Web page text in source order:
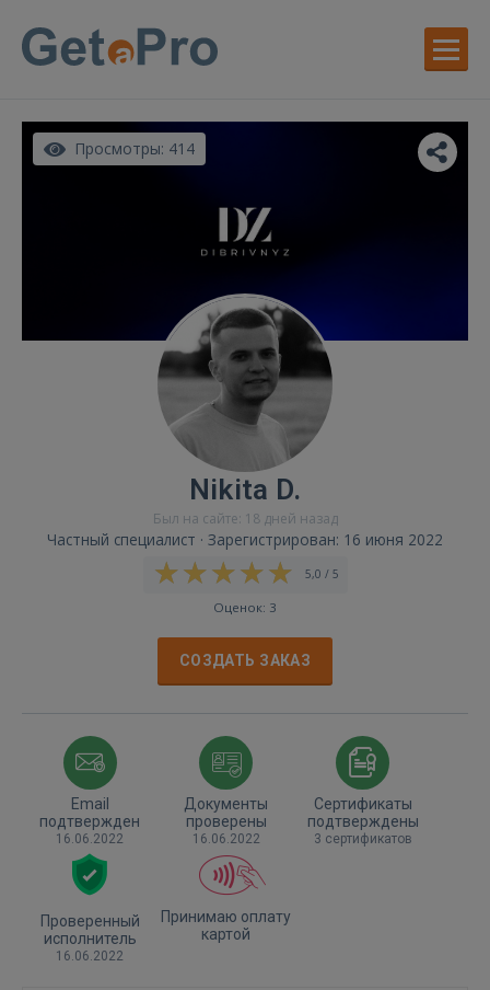
Просмотры: 414
Nikita D.
Был на сайте: 18 дней назад
Частный специалист · Зарегистрирован: 16 июня 2022
5,0 / 5
Оценок: 3
СОЗДАТЬ ЗАКАЗ
Email
подтвержден
16.06.2022
Документы
проверены
16.06.2022
Сертификаты
подтверждены
3 сертификатов
Проверенный
исполнитель
16.06.2022
Принимаю оплату
картой